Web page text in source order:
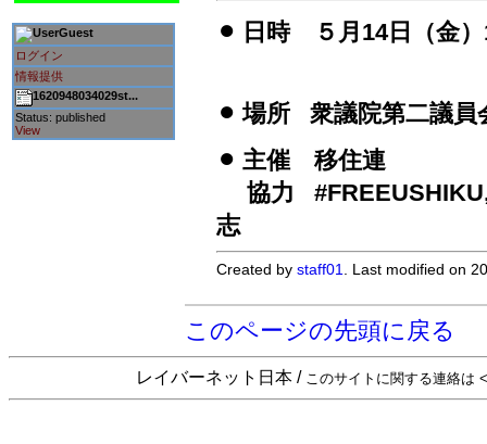
Guest
ログイン
情報提供
1620948034029st...
Status: published
View
⚫︎ 日時 ５月14日（金
⚫︎ 場所 衆議院第二議員
⚫︎ 主催 移住連
協力 #FREEUSHIKU,
志
Created bystaff01. Last modified on
このページの先頭に戻る
レイバーネット日本 / このサイトに関する連絡は